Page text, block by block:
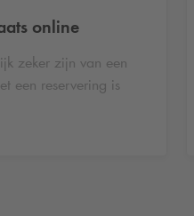
online
zeker zijn van een
een reservering is